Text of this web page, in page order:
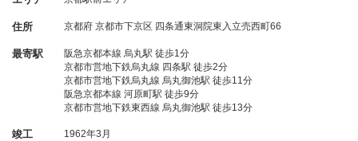
住所 京都府 京都市下京区 四条通東洞院東入立売西町66
最寄駅
阪急京都本線 烏丸駅 徒歩1分
京都市営地下鉄烏丸線 四条駅 徒歩2分
京都市営地下鉄烏丸線 烏丸御池駅 徒歩11分
阪急京都本線 河原町駅 徒歩9分
京都市営地下鉄東西線 烏丸御池駅 徒歩13分
竣工 1962年3月